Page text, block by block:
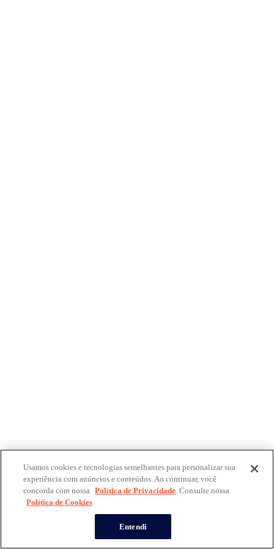
Usamos cookies e tecnologias semelhantes para personalizar sua
experiência com anúncios e conteúdos. Ao continuar, você
concorda com nossa Política de Privacidade. Consulte nossa
Política de Cookies
Entendi